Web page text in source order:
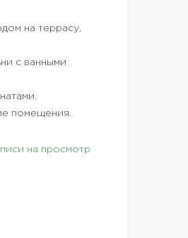
на террасу,
с ванными
помещения.
на просмотр